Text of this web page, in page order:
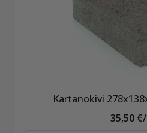
Kartanokivi
35,50